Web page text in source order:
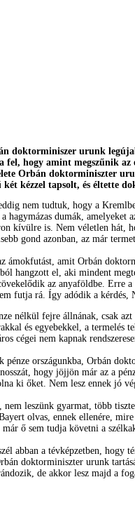
doktorminiszer urunk
fel, hogy amint megszűnik az
Orbán doktorminiszter
két kézzel tapsolt, és éltette
nem tudtuk, hogy a
a hagymázas dumák, amelyeket
kívülre is. Nem véletlen hát,
gond azonban, az már
ámokfutást, amit Orbán
hangzott el, aki mindent
az anyaföldbe. Erre
futja rá. Így adódik a kérdés,
nélkül fejre állnának, csak
és egyebekkel, a
cégei nem kapnak
országunkba, Orbán
hogy jöjjön már az a
ki őket. Nem lesz ennek jó
leszünk gyarmat, több
olvas, ennek ellenére,
ő sem tudja követni a
abban a tévképzetben,
doktorminiszter urunk
de akkor lesz majd a